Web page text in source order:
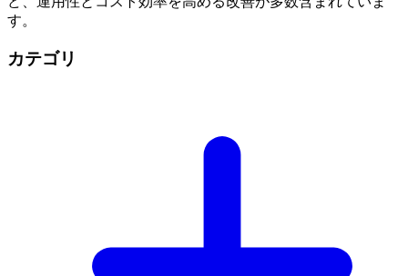
す。
カテゴリ